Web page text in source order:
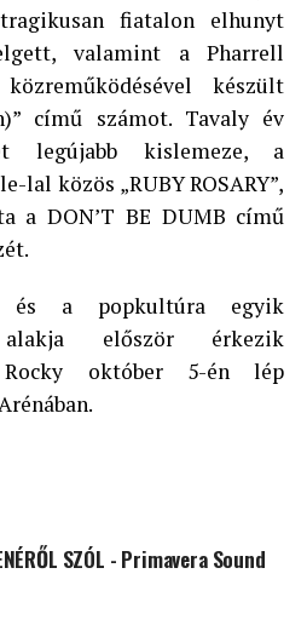
fiatalon elhunyt
valamint a Pharrell
készült
című számot. Tavaly év
legújabb kislemeze, a
lal közös „RUBY ROSARY”,
a DON’T BE DUMB című
a popkultúra egyik
alakja először érkezik
Rocky október 5-én lép
SZÓL - Primavera Sound